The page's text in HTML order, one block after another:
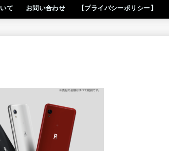
て お問い合わせ 【プライバシーポリシー】